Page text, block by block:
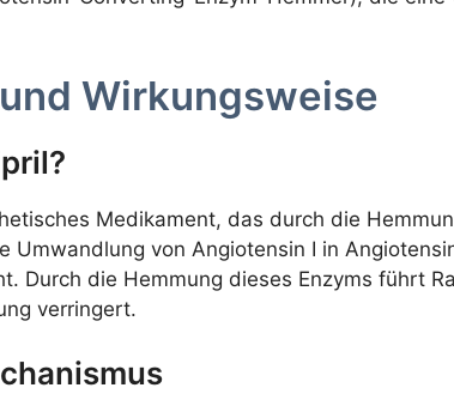
Wirkungsweise
Medikament, das durch die
Umwandlung von Angiotensin I in
Durch die Hemmung dieses Enzyms führt
verringert.